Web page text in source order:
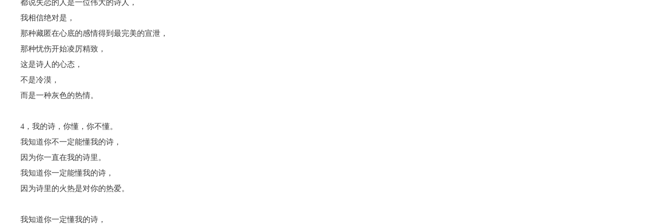
都说失恋的人是一位伟大的诗人，
我相信绝对是，
那种藏匿在心底的感情得到最完美的宣泄，
那种忧伤开始凌厉精致，
这是诗人的心态，
不是冷漠，
而是一种灰色的热情。
4，我的诗，你懂，你不懂。
我知道你不一定能懂我的诗，
因为你一直在我的诗里。
我知道你一定能懂我的诗，
因为诗里的火热是对你的热爱。
我知道你一定懂我的诗，